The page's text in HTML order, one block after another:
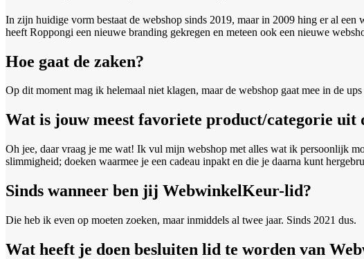
In zijn huidige vorm bestaat de webshop sinds 2019, maar in 2009 hing er al
heeft Roppongi een nieuwe branding gekregen en meteen ook een nieuwe
Hoe gaat de zaken?
Op dit moment mag ik helemaal niet klagen, maar de webshop gaat mee in de
Wat is jouw meest favoriete product/categorie uit
Oh jee, daar vraag je me wat! Ik vul mijn webshop met alles wat ik persoonlijk
slimmigheid; doeken waarmee je een cadeau inpakt en die je daarna kunt
Sinds wanneer ben jij WebwinkelKeur-lid?
Die heb ik even op moeten zoeken, maar inmiddels al twee jaar. Sinds 2021 dus.
Wat heeft je doen besluiten lid te worden van